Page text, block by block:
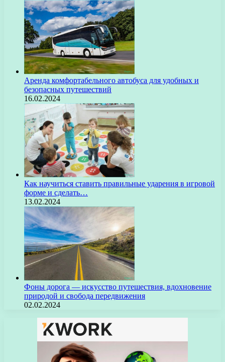
Аренда комфортабельного автобуса для удобных и
безопасных путешествий
16.02.2024
Как научиться ставить правильные ударения в игровой
форме и сделать…
13.02.2024
Фоны дорога — искусство путешествия, вдохновение
природой и свобода передвижения
02.02.2024